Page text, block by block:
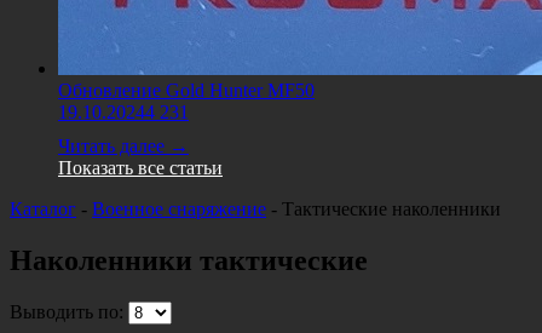
Обновление Gold Hunter MF50
19.10.20244 231
Читать далее →
Показать все статьи
Каталог - Военное снаряжение - Тактические наколенники
Наколенники тактические
Выводить по: